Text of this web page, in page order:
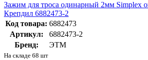
Зажим для троса одинарный 2мм Simplex
Крепдил 6882473-2
Код товара: 6882473
Артикул:
6882473-2
Бренд:
ЭТМ
На складе 68 шт